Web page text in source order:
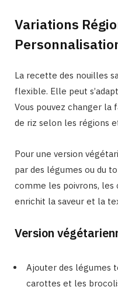
Variations
La recette des nouilles
flexible. Elle peut
Vous pouvez changer la
de riz selon les régions
Pour une version
par des légumes ou du
comme les poivrons,
enrichit la saveur et la
Version
Ajouter des légumes
carottes et les